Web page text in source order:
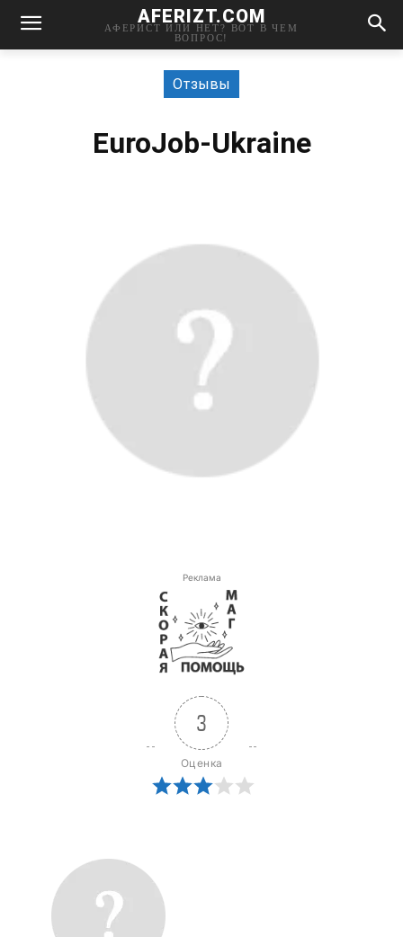
AFERIZT.COM
АФЕРИСТ ИЛИ НЕТ? ВОТ В ЧЕМ
ВОПРОС!
Отзывы
EuroJob-Ukraine
Реклама
3
Оценка